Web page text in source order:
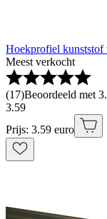
Hoekprofiel
Meest verkocht
(17)Beoordeeld met
3.59
Prijs: 3.59 euro